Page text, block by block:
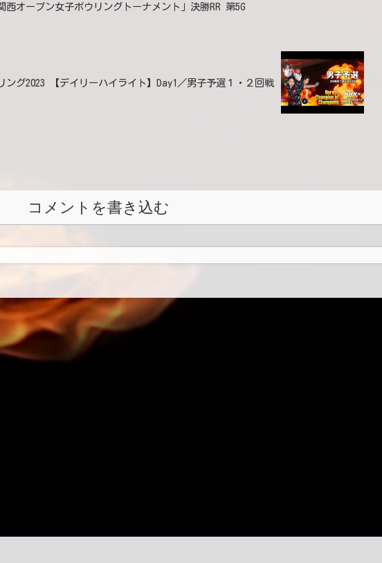
西オープン女子ボウリングトーナメント」決勝RR 第5G
ング2023 【デイリーハイライト】Day1／男子予選１・２回戦
コメントを書き込む